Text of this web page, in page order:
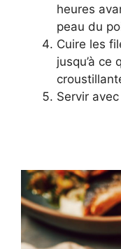
heures
peau du
Cuire les
jusqu’à ce
Servir